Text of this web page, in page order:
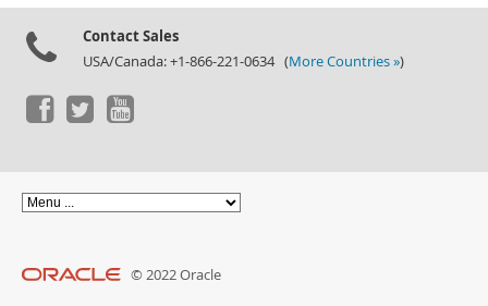
Contact Sales
USA/Canada: +1-866-221-0634 (More Countries »)
© 2022 Oracle